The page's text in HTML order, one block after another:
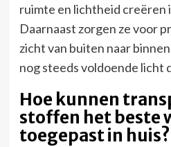
ruimte en lichtheid creëren
Daarnaast zorgen ze voor
zicht van buiten naar
nog steeds voldoende licht
Hoe kunnen
stoffen het beste
toegepast in huis?